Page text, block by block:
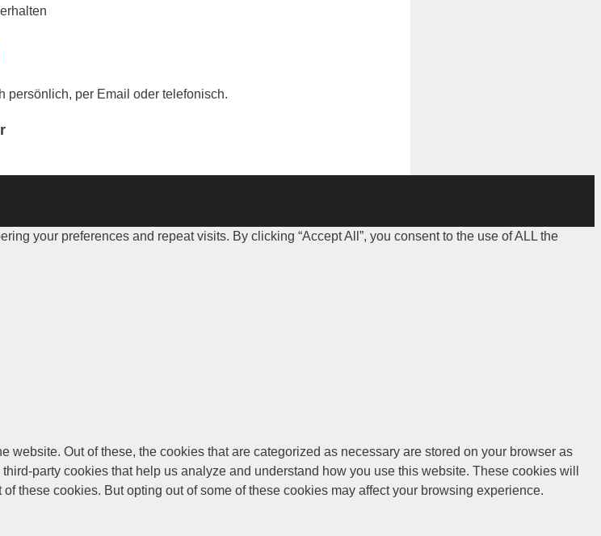
persönlich, per Email oder telefonisch.
your preferences and repeat visits. By clicking “Accept All”, you consent to the use of ALL the
Out of these, the cookies that are categorized as necessary are stored on your browser as
party cookies that help us analyze and understand how you use this website. These cookies will
these cookies. But opting out of some of these cookies may affect your browsing experience.